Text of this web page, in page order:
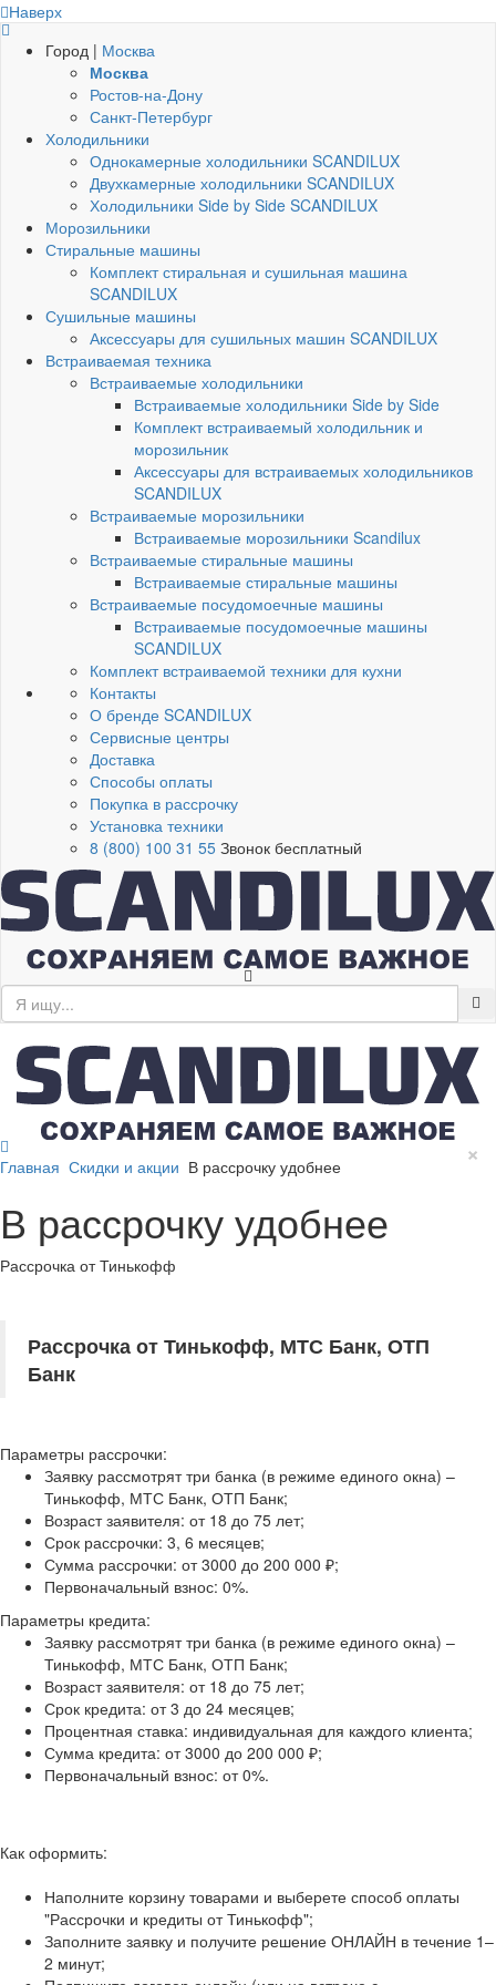
Наверх
Город | Москва
Москва
Ростов-на-Дону
Санкт-Петербург
Холодильники
Однокамерные холодильники SCANDILUX
Двухкамерные холодильники SCANDILUX
Холодильники Side by Side SCANDILUX
Морозильники
Стиральные машины
Комплект стиральная и сушильная машина
SCANDILUX
Сушильные машины
Аксессуары для сушильных машин SCANDILUX
Встраиваемая техника
Встраиваемые холодильники
Встраиваемые холодильники Side by Side
Комплект встраиваемый холодильник и
морозильник
Аксессуары для встраиваемых холодильников
SCANDILUX
Встраиваемые морозильники
Встраиваемые морозильники Scandilux
Встраиваемые стиральные машины
Встраиваемые стиральные машины
Встраиваемые посудомоечные машины
Встраиваемые посудомоечные машины
SCANDILUX
Комплект встраиваемой техники для кухни
Контакты
О бренде SCANDILUX
Сервисные центры
Доставка
Способы оплаты
Покупка в рассрочку
Установка техники
8 (800) 100 31 55 Звонок бесплатный
×
Главная Скидки и акции В рассрочку удобнее
В рассрочку удобнее
Рассрочка от Тинькофф
Рассрочка от Тинькофф, МТС Банк, ОТП
Банк
Параметры рассрочки:
Заявку рассмотрят три банка (в режиме единого окна) –
Тинькофф, МТС Банк, ОТП Банк;
Возраст заявителя: от 18 до 75 лет;
Срок рассрочки: 3, 6 месяцев;
Сумма рассрочки: от 3000 до 200 000 ₽;
Первоначальный взнос: 0%.
Параметры кредита:
Заявку рассмотрят три банка (в режиме единого окна) –
Тинькофф, МТС Банк, ОТП Банк;
Возраст заявителя: от 18 до 75 лет;
Срок кредита: от 3 до 24 месяцев;
Процентная ставка: индивидуальная для каждого клиента;
Сумма кредита: от 3000 до 200 000 ₽;
Первоначальный взнос: от 0%.
Как оформить:
Наполните корзину товарами и выберете способ оплаты
"Рассрочки и кредиты от Тинькофф";
Заполните заявку и получите решение ОНЛАЙН в течение 1–
2 минут;